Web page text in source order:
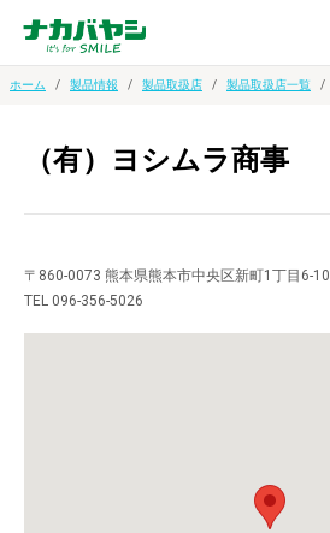
ホーム 製品情報 製品取扱店 製品取扱店一覧
（有）ヨシムラ商事
〒860-0073 熊本県熊本市中央区新町1丁目6-10
TEL 096-356-5026